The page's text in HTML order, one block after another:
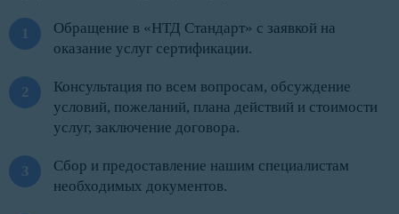
Обращение в «НТД Стандарт» с заявкой на
оказание услуг сертификации.
Консультация по всем вопросам, обсуждение
условий, пожеланий, плана действий и стоимости
услуг, заключение договора.
Сбор и предоставление нашим специалистам
необходимых документов.